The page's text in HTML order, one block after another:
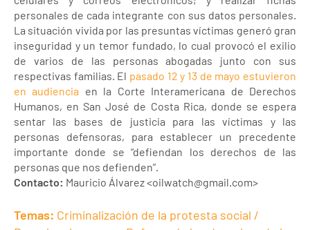
personales de cada integrante con sus datos personales.
La situación vivida por las presuntas víctimas generó gran
inseguridad y un temor fundado, lo cual provocó el exilio
de varios de las personas abogadas junto con sus
respectivas familias. El pasado 12 y 13 de mayo estuvieron
en audiencia en la Corte Interamericana de Derechos
Humanos, en San José de Costa Rica, donde se espera
sentar las bases de justicia para las víctimas y las
personas defensoras, para establecer un precedente
importante donde se “defiendan los derechos de las
personas que nos defienden”.
Contacto: Mauricio Álvarez <oilwatch@gmail.com>
Temas: Criminalización de la protesta social /